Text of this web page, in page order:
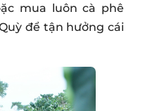
mua luôn cà phê
để tận hưởng cái